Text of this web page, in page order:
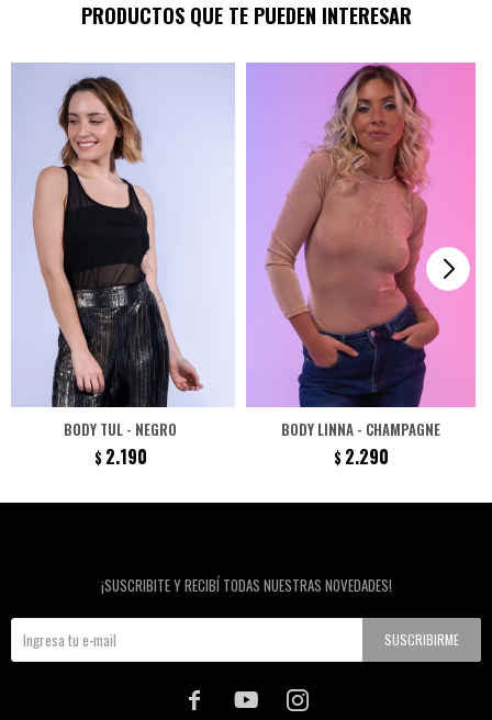
PRODUCTOS QUE TE PUEDEN INTERESAR
BODY TUL - NEGRO
$ 2.190
BODY LINNA - CHAMPAGNE
$ 2.290
¡SUSCRIBITE Y RECIBÍ TODAS NUESTRAS NOVEDADES!
SUSCRIBIRME
  